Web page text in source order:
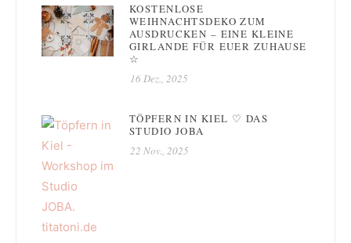
KOSTENLOSE
WEIHNACHTSDEKO ZUM
AUSDRUCKEN – EINE KLEINE
GIRLANDE FÜR EUER ZUHAUSE
☆
16 Dez., 2025
TÖPFERN IN KIEL ♡ DAS
STUDIO JOBA
22 Nov., 2025